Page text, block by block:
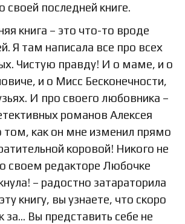
своей последней книге.
книга – это что-то вроде
Я там написала все про всех
Чистую правду! И о маме, и о
и о Мисс Бесконечности,
И про своего любовника –
романов Алексея
том, как он мне изменил прямо
коровой! Никого не
своем редакторе Любочке
– радостно затараторила
книгу, вы узнаете, что скоро
за… Вы представить себе не